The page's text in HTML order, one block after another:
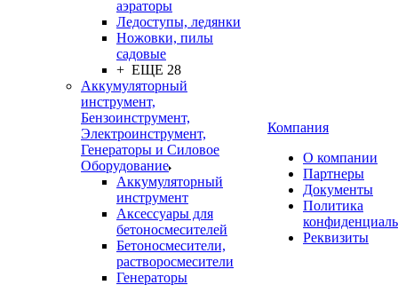
аэраторы
Ледоступы, ледянки
Ножовки, пилы
садовые
+ ЕЩЕ 28
Аккумуляторный
инструмент,
Бензоинструмент,
Электроинструмент,
Генераторы и Силовое
Оборудование
Аккумуляторный
инструмент
Аксессуары для
бетоносмесителей
Бетоносмесители,
растворосмесители
Генераторы
Компания
О компании
Партнеры
Документы
Политика
Реквизиты